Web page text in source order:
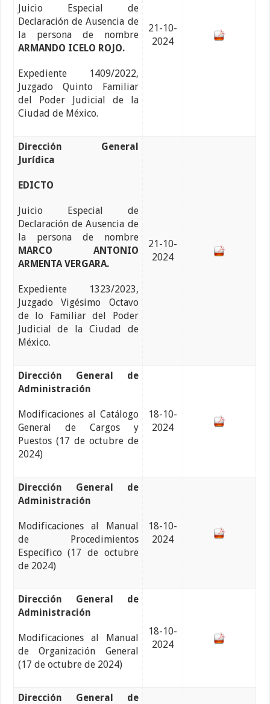
Juicio Especial de
Declaración de Ausencia de
la persona de nombre
ARMANDO ICELO ROJO.
Expediente 1409/2022,
Juzgado Quinto Familiar
del Poder Judicial de la
Ciudad de México.
21-10-
2024
Dirección General
Jurídica
EDICTO
Juicio Especial de
Declaración de Ausencia de
la persona de nombre
MARCO ANTONIO
ARMENTA VERGARA.
Expediente 1323/2023,
Juzgado Vigésimo Octavo
de lo Familiar del Poder
Judicial de la Ciudad de
México.
21-10-
2024
Dirección General de
Administración
Modificaciones al Catálogo
General de Cargos y
Puestos (17 de octubre de
2024)
18-10-
2024
Dirección General de
Administración
Modificaciones al Manual
de Procedimientos
Específico (17 de octubre
de 2024)
18-10-
2024
Dirección General de
Administración
Modificaciones al Manual
de Organización General
(17 de octubre de 2024)
18-10-
2024
Dirección General de